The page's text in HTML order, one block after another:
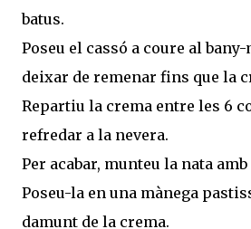
batus.
Poseu el cassó a coure al
deixar de remenar fins que la
Repartiu la crema entre les 6
refredar a la nevera.
Per acabar, munteu la nata
Poseu-la en una mànega
damunt de la crema.